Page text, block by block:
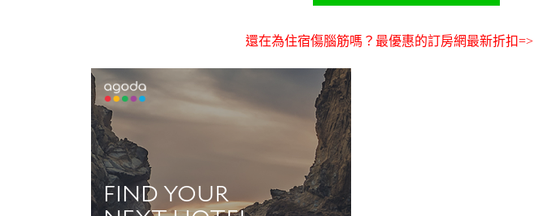
還在為住宿傷腦筋嗎？最優惠的訂房網最新折扣=>